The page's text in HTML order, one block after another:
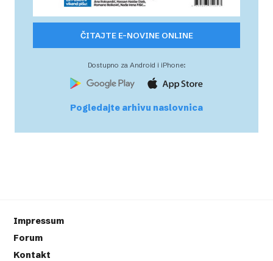
ČITAJTE E-NOVINE ONLINE
Dostupno za Android i iPhone:
Pogledajte arhivu naslovnica
Impressum
Forum
Kontakt